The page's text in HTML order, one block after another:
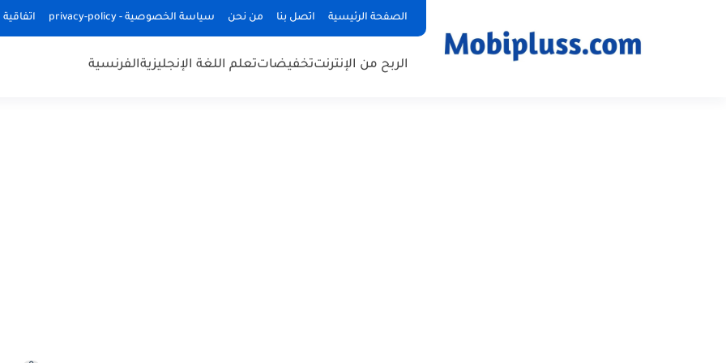
الصفحة الرئيسية اتصل بنا من نحن سياسة الخصوصية - privacy-policy
الربح من الإنترنتتخفيضاتتعلم اللغة الإنجليزيةالفرنسية